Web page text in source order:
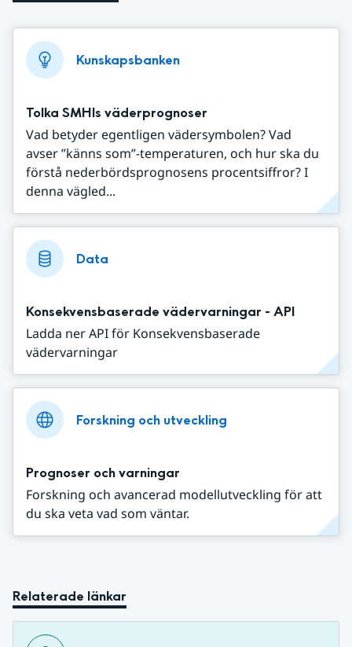
Kunskapsbanken
Tolka SMHIs väderprognoser
Vad betyder egentligen vädersymbolen? Vad
avser ”känns som”-temperaturen, och hur ska du
förstå nederbördsprognosens procentsiffror? I
denna vägled...
Data
Konsekvensbaserade vädervarningar - API
Ladda ner API för Konsekvensbaserade
vädervarningar
Forskning och utveckling
Prognoser och varningar
Forskning och avancerad modellutveckling för att
du ska veta vad som väntar.
Relaterade länkar